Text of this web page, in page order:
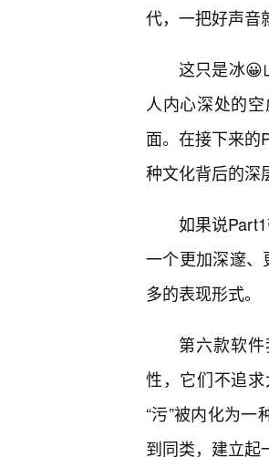
代，一把好声音
这只是冰😀
人内心深处的
面。在接下来的
种文化背后的深
如果说
一个更加深邃、
多的表现形式。
第六款软
性，它们不追
“污”被内化为
到同类，建立起